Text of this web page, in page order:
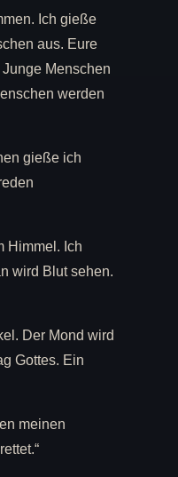
Ich gieße
aus. Eure
Menschen
werden
gieße ich
Himmel. Ich
wird Blut sehen.
Der Mond wird
Gottes. Ein
meinen